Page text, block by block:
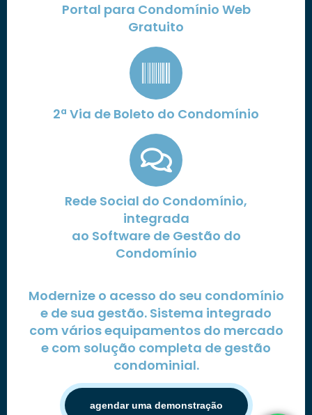
Portal para Condomínio Web
Gratuito
2ª Via de Boleto do Condomínio
Rede Social do Condomínio,
integrada
ao Software de Gestão do
Condomínio
Modernize o acesso do seu condomínio
e de sua gestão. Sistema integrado
com vários equipamentos do mercado
e com solução completa de gestão
condominial.
agendar uma demonstração